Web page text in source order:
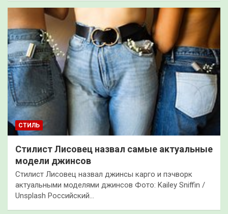
СТИЛЬ
Стилист Лисовец назвал самые актуальные
модели джинсов
Стилист Лисовец назвал джинсы карго и пэчворк
актуальными моделями джинсов Фото: Kailey Sniffin /
Unsplash Российский…